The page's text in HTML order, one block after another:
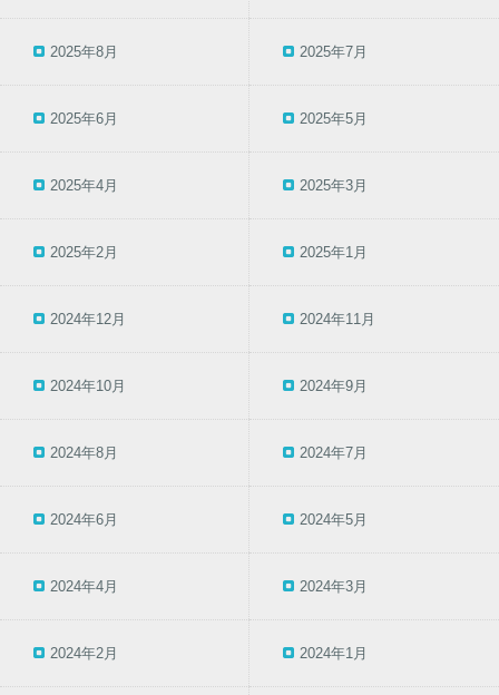
2025年8月 2025年7月
2025年6月 2025年5月
2025年4月 2025年3月
2025年2月 2025年1月
2024年12月 2024年11月
2024年10月 2024年9月
2024年8月 2024年7月
2024年6月 2024年5月
2024年4月 2024年3月
2024年2月 2024年1月